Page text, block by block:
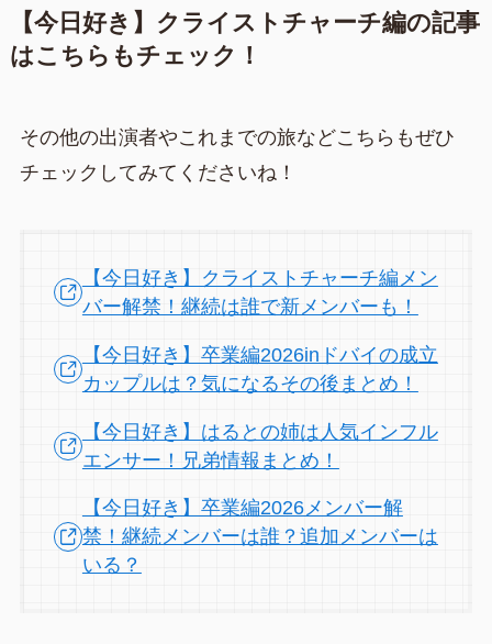
【今日好き】クライストチャーチ編の記事
はこちらもチェック！
その他の出演者やこれまでの旅などこちらもぜひ
チェックしてみてくださいね！
【今日好き】クライストチャーチ編メン
バー解禁！継続は誰で新メンバーも！
【今日好き】卒業編2026inドバイの成立
カップルは？気になるその後まとめ！
【今日好き】はるとの姉は人気インフル
エンサー！兄弟情報まとめ！
【今日好き】卒業編2026メンバー解
禁！継続メンバーは誰？追加メンバーは
いる？